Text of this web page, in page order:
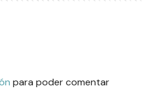
para poder comentar